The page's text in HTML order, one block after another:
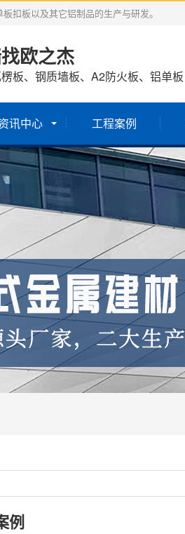
扣板以及其它铝制品的生产与研发。
欧之杰
板、钢质墙板、A2防火板、铝单板
讯中心 工程案例
例